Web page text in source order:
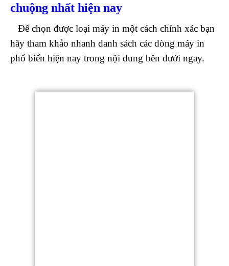
chuộng nhất hiện nay
Để chọn được loại máy in một cách chính xác bạn
hãy tham khảo nhanh danh sách các dòng máy in
phổ biến hiện nay trong nội dung bên dưới ngay.